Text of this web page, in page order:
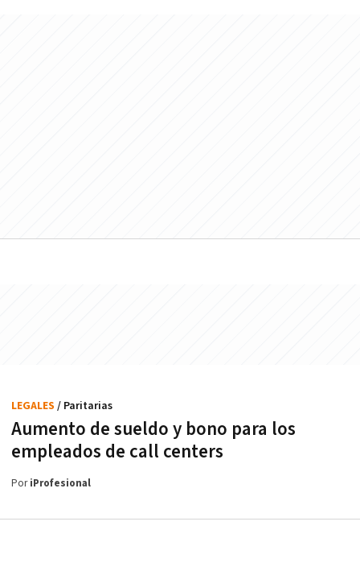
Aumento de sueldo y bono para los
empleados de call centers
LEGALES / Paritarias
PoriProfesional